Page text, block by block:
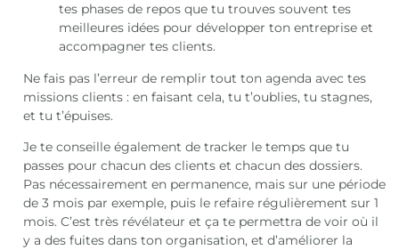
tes phases de repos que tu trouves souvent tes
meilleures idées pour développer ton entreprise et
accompagner tes clients.
Ne fais pas l’erreur de remplir tout ton agenda avec tes
missions clients : en faisant cela, tu t’oublies, tu stagnes,
et tu t’épuises.
Je te conseille également de tracker le temps que tu
passes pour chacun des clients et chacun des dossiers.
Pas nécessairement en permanence, mais sur une période
de 3 mois par exemple, puis le refaire régulièrement sur 1
mois. C’est très révélateur et ça te permettra de voir où il
y a des fuites dans ton organisation, et d’améliorer la